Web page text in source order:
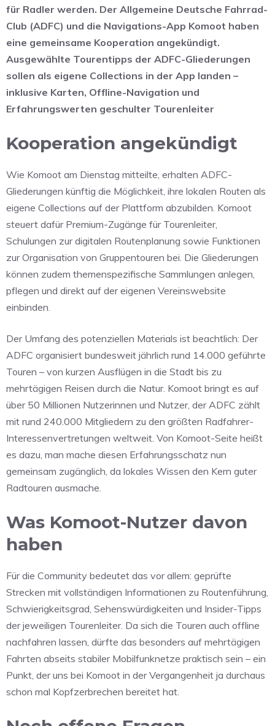
für Radler werden. Der Allgemeine Deutsche Fahrrad-
Club (ADFC) und die Navigations-App Komoot haben
eine gemeinsame Kooperation angekündigt.
Ausgewählte Tourentipps der ADFC-Gliederungen
sollen als eigene Collections in der App landen –
inklusive Karten, Offline-Navigation und
Erfahrungswerten geschulter Tourenleiter
Kooperation angekündigt
Wie Komoot am Dienstag mitteilte, erhalten ADFC-
Gliederungen künftig die Möglichkeit, ihre lokalen Routen als
eigene Collections auf der Plattform abzubilden. Komoot
steuert dafür Premium-Zugänge für Tourenleiter,
Schulungen zur digitalen Routenplanung sowie Funktionen
zur Organisation von Gruppentouren bei. Die Gliederungen
können zudem themenspezifische Sammlungen anlegen,
pflegen und direkt auf der eigenen Vereinswebsite
einbinden.
Der Umfang des potenziellen Materials ist beachtlich: Der
ADFC organisiert bundesweit jährlich rund 14.000 geführte
Touren – von kurzen Ausflügen in die Stadt bis zu
mehrtägigen Reisen durch die Natur. Komoot bringt es auf
über 50 Millionen Nutzerinnen und Nutzer, der ADFC zählt
mit rund 240.000 Mitgliedern zu den größten Radfahrer-
Interessenvertretungen weltweit. Von Komoot-Seite heißt
es dazu, man mache diesen Erfahrungsschatz nun
gemeinsam zugänglich, da lokales Wissen den Kern guter
Radtouren ausmache.
Was Komoot-Nutzer davon
haben
Für die Community bedeutet das vor allem: geprüfte
Strecken mit vollständigen Informationen zu Routenführung,
Schwierigkeitsgrad, Sehenswürdigkeiten und Insider-Tipps
der jeweiligen Tourenleiter. Da sich die Touren auch offline
nachfahren lassen, dürfte das besonders auf mehrtägigen
Fahrten abseits stabiler Mobilfunknetze praktisch sein – ein
Punkt, der uns bei Komoot in der Vergangenheit ja durchaus
schon mal Kopfzerbrechen bereitet hat.